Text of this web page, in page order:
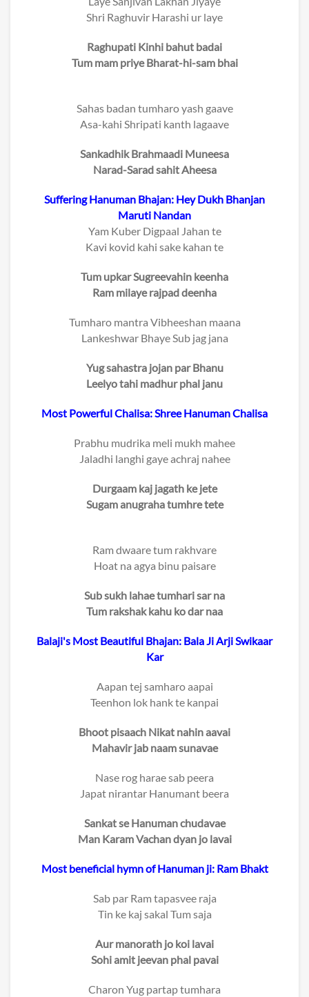
Shri Raghuvir Harashi ur laye
Raghupati Kinhi bahut badai
Tum mam priye Bharat-hi-sam bhai
Sahas badan tumharo yash gaave
Asa-kahi Shripati kanth lagaave
Sankadhik Brahmaadi Muneesa
Narad-Sarad sahit Aheesa
Suffering Hanuman Bhajan: Hey Dukh Bhanjan
Maruti Nandan
Yam Kuber Digpaal Jahan te
Kavi kovid kahi sake kahan te
Tum upkar Sugreevahin keenha
Ram milaye rajpad deenha
Tumharo mantra Vibheeshan maana
Lankeshwar Bhaye Sub jag jana
Yug sahastra jojan par Bhanu
Leelyo tahi madhur phal janu
Most Powerful Chalisa: Shree Hanuman Chalisa
Prabhu mudrika meli mukh mahee
Jaladhi langhi gaye achraj nahee
Durgaam kaj jagath ke jete
Sugam anugraha tumhre tete
Ram dwaare tum rakhvare
Hoat na agya binu paisare
Sub sukh lahae tumhari sar na
Tum rakshak kahu ko dar naa
Balaji's Most Beautiful Bhajan: Bala Ji Arji Swikaar
Kar
Aapan tej samharo aapai
Teenhon lok hank te kanpai
Bhoot pisaach Nikat nahin aavai
Mahavir jab naam sunavae
Nase rog harae sab peera
Japat nirantar Hanumant beera
Sankat se Hanuman chudavae
Man Karam Vachan dyan jo lavai
Most beneficial hymn of Hanuman ji: Ram Bhakt
Sab par Ram tapasvee raja
Tin ke kaj sakal Tum saja
Aur manorath jo koi lavai
Sohi amit jeevan phal pavai
Charon Yug partap tumhara